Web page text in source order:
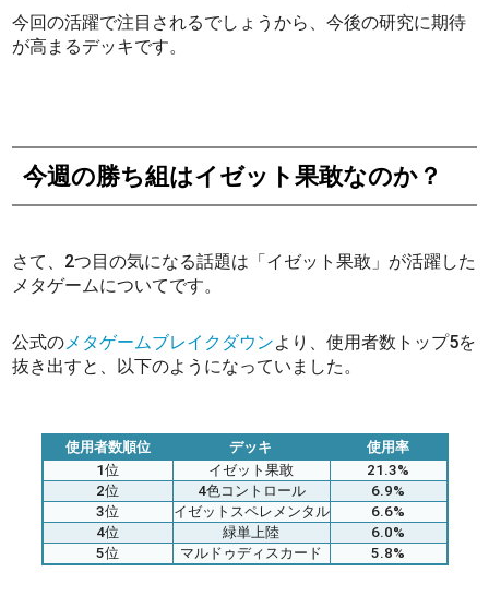
今回の活躍で注目されるでしょうから、今後の研究に期待
が高まるデッキです。
今週の勝ち組はイゼット果敢なのか？
さて、2つ目の気になる話題は「イゼット果敢」が活躍した
メタゲームについてです。
公式のメタゲームブレイクダウンより、使用者数トップ5を
抜き出すと、以下のようになっていました。
使用者数順位 デッキ
使用率
1位
イゼット果敢
21.3%
2位
4色コントロール
6.9%
3位
イゼットスペレメンタル
6.6%
4位
緑単上陸
6.0%
5位
マルドゥディスカード 5.8%